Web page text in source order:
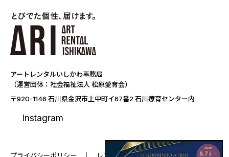
アートレンタルいしかわ事務局
（運営団体：社会福祉法人 松原愛育会）
〒920-1146 石川県金沢市上中町イ67番2 石川療育センター内
Instagram
プライバシーポリシー レンタル要項